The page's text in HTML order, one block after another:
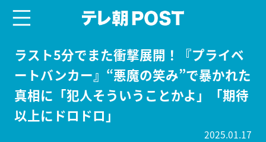
ラスト5分でまた衝撃展開！『プライベ
ートバンカー』“悪魔の笑み”で暴かれた
真相に「犯人そういうことかよ」「期待
以上にドロドロ」
2025.01.17